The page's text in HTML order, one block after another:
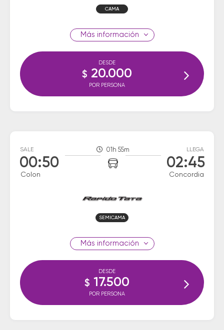
CAMA
información
DESDE
$ 20.000
POR PERSONA
SALE
00:50
Colon
01h 55m LLEGA
02:45
Concordia
SEMICAMA
información
DESDE
$ 17.500
POR PERSONA